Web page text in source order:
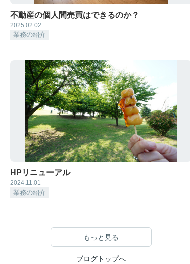
不動産の個人間売買はできるのか？
2025.02.02
業務の紹介
HPリニューアル
2024.11.01
業務の紹介
もっと見る
ブログトップへ